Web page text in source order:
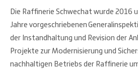
Die Raffinerie Schwechat wurde 2016
Jahre vorgeschriebenen
der Instandhaltung und Revision der
Projekte zur Modernisierung und
nachhaltigen Betriebs der Raffinerie